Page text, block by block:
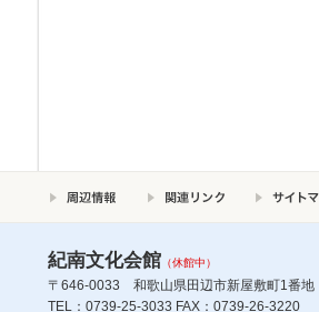
紀南文化会館 （休館中）
〒646-0033 和歌山県田辺市新屋敷町1番地
TEL：0739-25-3033 FAX：0739-26-3220